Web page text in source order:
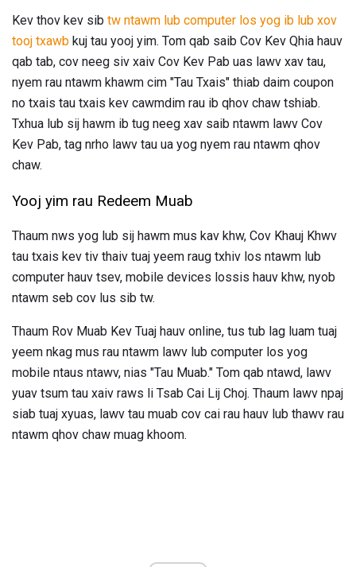
Kev thov kev sib tw ntawm lub computer los yog ib lub xov
tooj txawb kuj tau yooj yim. Tom qab saib Cov Kev Qhia hauv
qab tab, cov neeg siv xaiv Cov Kev Pab uas lawv xav tau,
nyem rau ntawm khawm cim "Tau Txais" thiab daim coupon
no txais tau txais kev cawmdim rau ib qhov chaw tshiab.
Txhua lub sij hawm ib tug neeg xav saib ntawm lawv Cov
Kev Pab, tag nrho lawv tau ua yog nyem rau ntawm qhov
chaw.
Yooj yim rau Redeem Muab
Thaum nws yog lub sij hawm mus kav khw, Cov Khauj Khwv
tau txais kev tiv thaiv tuaj yeem raug txhiv los ntawm lub
computer hauv tsev, mobile devices lossis hauv khw, nyob
ntawm seb cov lus sib tw.
Thaum Rov Muab Kev Tuaj hauv online, tus tub lag luam tuaj
yeem nkag mus rau ntawm lawv lub computer los yog
mobile ntaus ntawv, nias "Tau Muab." Tom qab ntawd, lawv
yuav tsum tau xaiv raws li Tsab Cai Lij Choj. Thaum lawv npaj
siab tuaj xyuas, lawv tau muab cov cai rau hauv lub thawv rau
ntawm qhov chaw muag khoom.